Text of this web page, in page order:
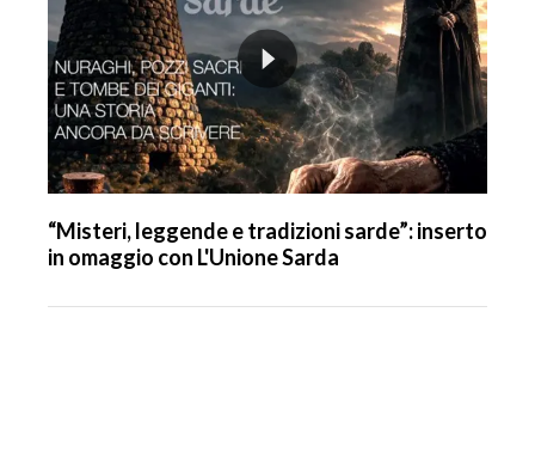
“Misteri, leggende e tradizioni sarde”: inserto
in omaggio con L'Unione Sarda